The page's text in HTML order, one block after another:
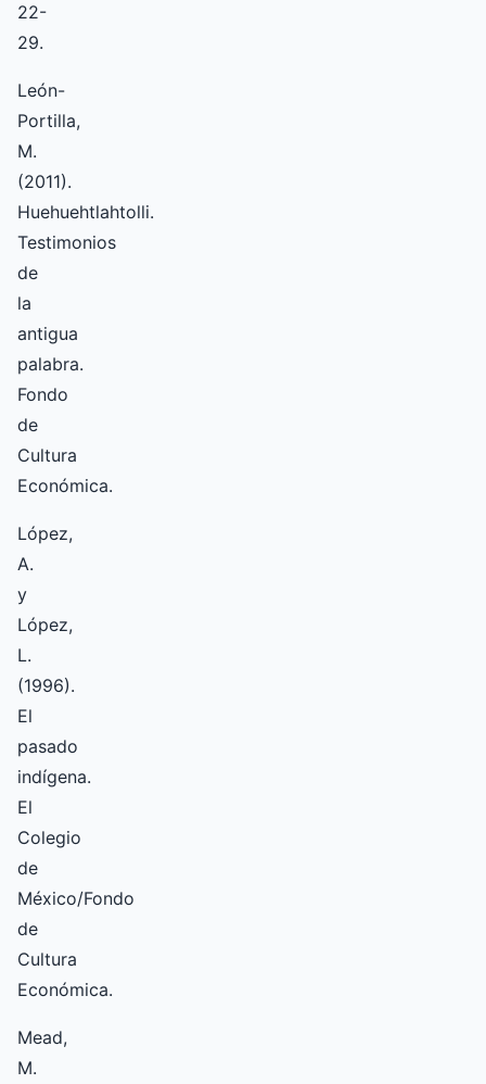
22-
29.
León-
Portilla,
M.
(2011).
Huehuehtlahtolli.
Testimonios
de
la
antigua
palabra.
Fondo
de
Cultura
Económica.
López,
A.
y
López,
L.
(1996).
El
pasado
indígena.
El
Colegio
de
México/Fondo
de
Cultura
Económica.
Mead,
M.